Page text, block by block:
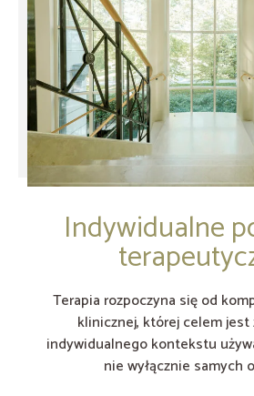
Indywidualne
Terapia rozpoczyna się od
klinicznej, której celem
indywidualnego kontekstu
nie wyłącznie samych